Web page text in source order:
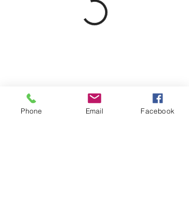
Phone Email Facebook